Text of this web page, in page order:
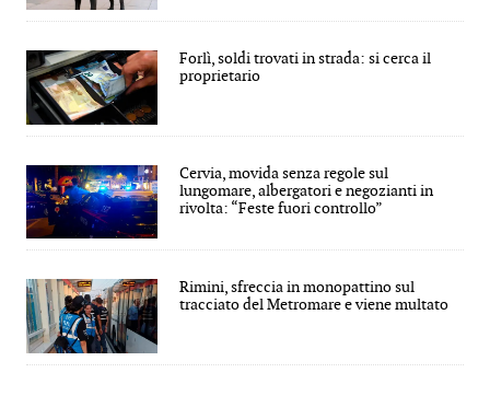
Forlì, soldi trovati in strada: si cerca il
proprietario
Cervia, movida senza regole sul
lungomare, albergatori e negozianti in
rivolta: “Feste fuori controllo”
Rimini, sfreccia in monopattino sul
tracciato del Metromare e viene multato